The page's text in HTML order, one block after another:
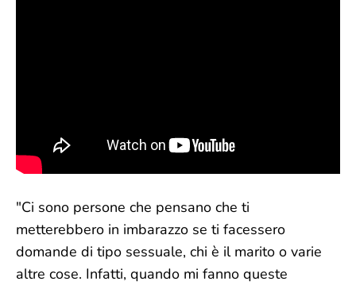
"Ci sono persone che pensano che ti
metterebbero in imbarazzo se ti facessero
domande di tipo sessuale, chi è il marito o varie
altre cose. Infatti, quando mi fanno queste